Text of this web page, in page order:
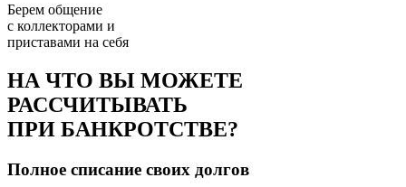
Берем общение
с коллекторами и
приставами на себя
НА ЧТО ВЫ МОЖЕТЕ
РАССЧИТЫВАТЬ
ПРИ БАНКРОТСТВЕ?
Полное списание своих долгов